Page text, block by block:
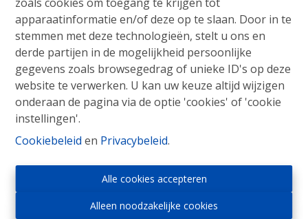
apparaatinformatie en/of deze op te slaan. Door in te
stemmen met deze technologieën, stelt u ons en
derde partijen in de mogelijkheid persoonlijke
gegevens zoals browsegedrag of unieke ID's op deze
website te verwerken. U kan uw keuze altijd wijzigen
onderaan de pagina via de optie 'cookies' of 'cookie
instellingen'.
Cookiebeleid en Privacybeleid.
Alle cookies accepteren
Alleen noodzakelijke cookies
Immo Roosens bv
Winderickxplein 9